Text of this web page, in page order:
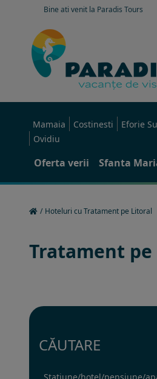
Bine ati venit la Paradis Tours
Mamaia Costinesti Eforie
Ovidiu
Oferta verii Sfanta
/ Hoteluri cu Tratament pe Litoral
Tratament
CĂUTARE